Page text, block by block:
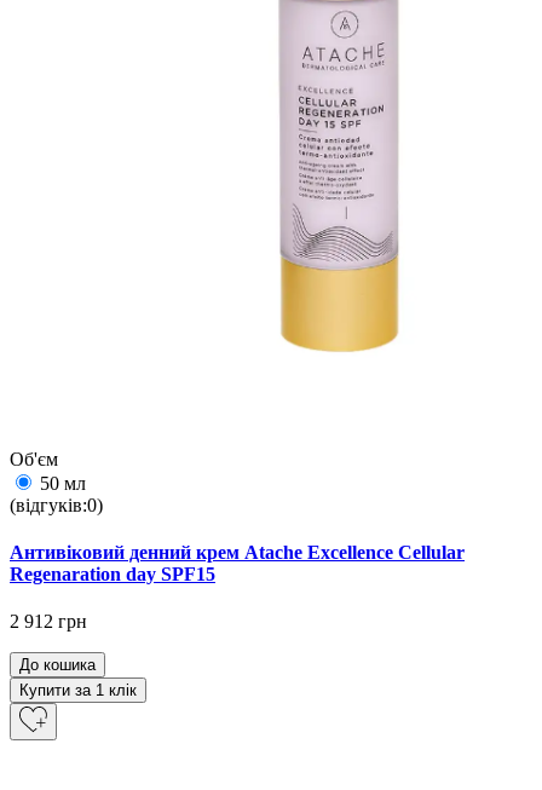
Об'єм
50 мл
(відгуків:0)
Антивіковий денний крем Atache Excellence Cellular
Regenaration day SPF15
2 912 грн
До кошика
Купити за 1 клiк